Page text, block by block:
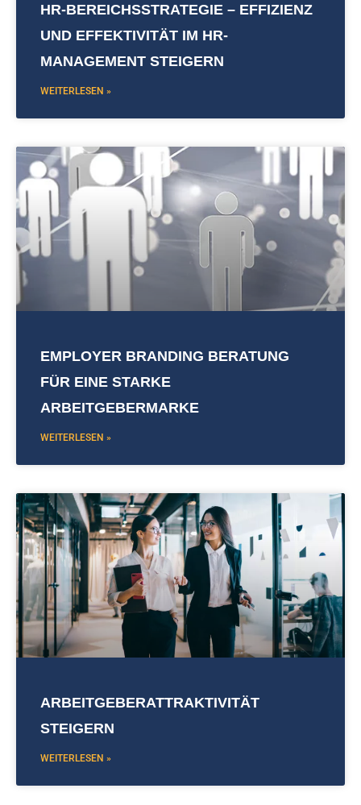
HR-BEREICHSSTRATEGIE – EFFIZIENZ
UND EFFEKTIVITÄT IM HR-
MANAGEMENT STEIGERN
WEITERLESEN »
EMPLOYER BRANDING BERATUNG
FÜR EINE STARKE
ARBEITGEBERMARKE
WEITERLESEN »
ARBEITGEBERATTRAKTIVITÄT
STEIGERN
WEITERLESEN »